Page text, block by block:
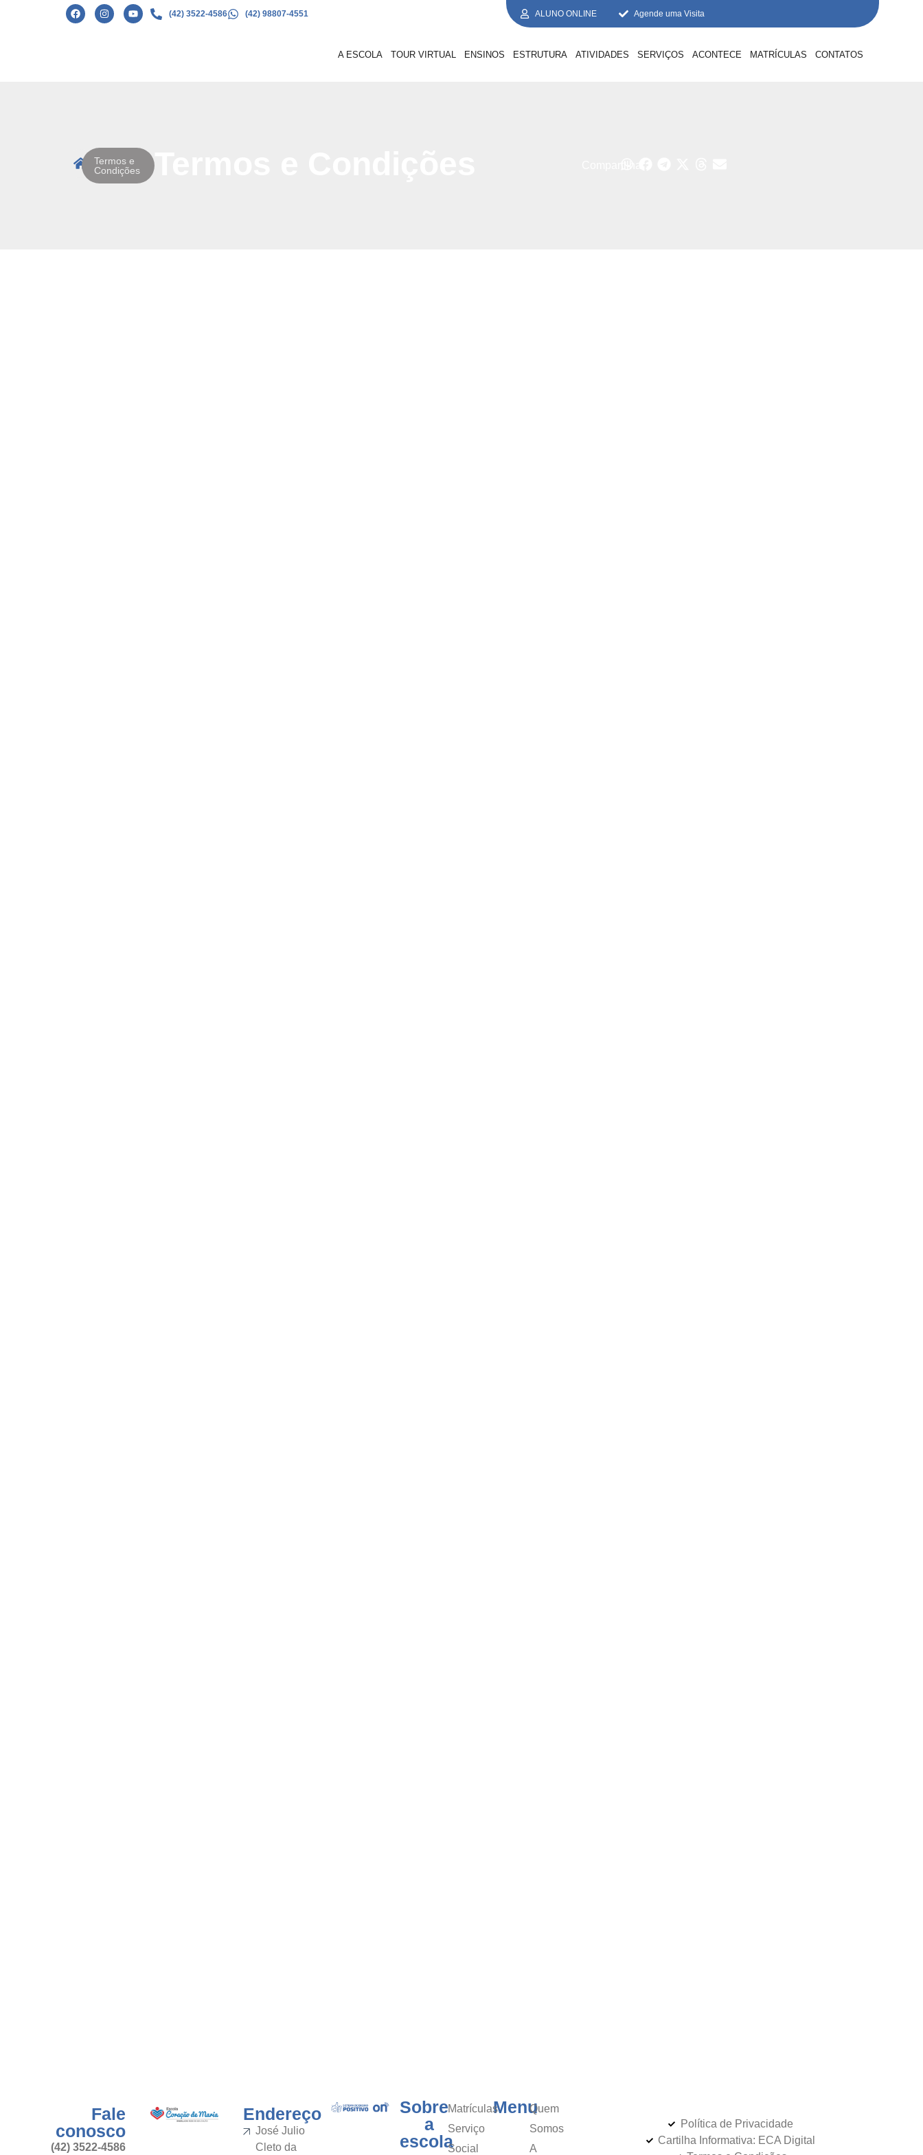
(42) 3522-4586 (42) 98807-4551 ALUNO ONLINE Agende uma Visita
A ESCOLA TOUR VIRTUAL ENSINOS ESTRUTURA ATIVIDADES SERVIÇOS ACONTECE MATRÍCULAS CONTATOS
Termos e
Condições
Termos e Condições
Fale
conosco
(42) 3522-4586
Endereço
José Julio
Cleto da
Sobre
a
escola
Matrículas
Serviço
Social
MenuQuem
Somos
A
Política de Privacidade
Cartilha Informativa: ECA Digital